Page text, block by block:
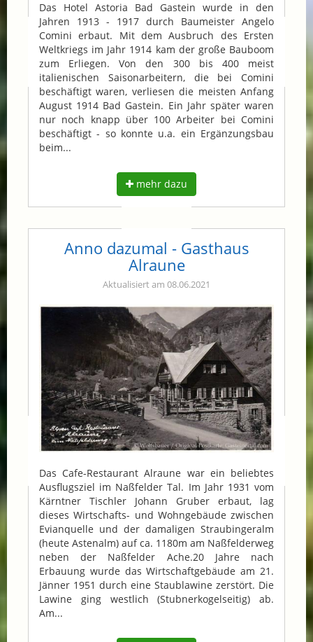
Das Hotel Astoria Bad Gastein wurde in den
Jahren 1913 - 1917 durch Baumeister Angelo
Comini erbaut. Mit dem Ausbruch des Ersten
Weltkriegs im Jahr 1914 kam der große Bauboom
zum Erliegen. Von den 300 bis 400 meist
italienischen Saisonarbeitern, die bei Comini
beschäftigt waren, verliesen die meisten Anfang
August 1914 Bad Gastein. Ein Jahr später waren
nur noch knapp über 100 Arbeiter bei Comini
beschäftigt - so konnte u.a. ein Ergänzungsbau
beim...
mehr dazu
Anno dazumal - Gasthaus
Alraune
Aktualisiert am 08.06.2021
Das Cafe-Restaurant Alraune war ein beliebtes
Ausflugsziel im Naßfelder Tal. Im Jahr 1931 vom
Kärntner Tischler Johann Gruber erbaut, lag
dieses Wirtschafts- und Wohngebäude zwischen
Evianquelle und der damaligen Straubingeralm
(heute Astenalm) auf ca. 1180m am Naßfelderweg
neben der Naßfelder Ache.20 Jahre nach
Erbauung wurde das Wirtschaftgebäude am 21.
Jänner 1951 durch eine Staublawine zerstört. Die
Lawine ging westlich (Stubnerkogelseitig) ab.
Am...